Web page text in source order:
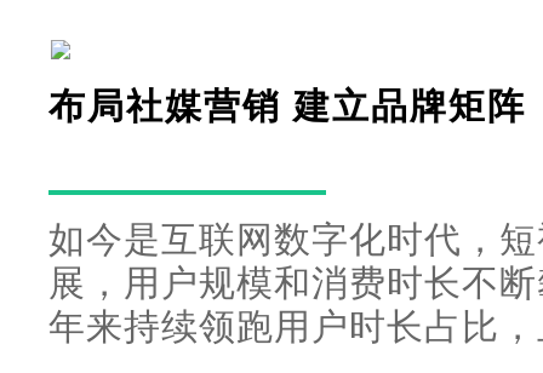
布局社媒营销 建立品牌矩阵
如今是互联网数字化时代，
展，用户规模和消费时长不
年来持续领跑用户时长占比